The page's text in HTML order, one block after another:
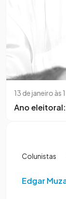
13 de janeiro às
Ano
Colunistas
Edgar